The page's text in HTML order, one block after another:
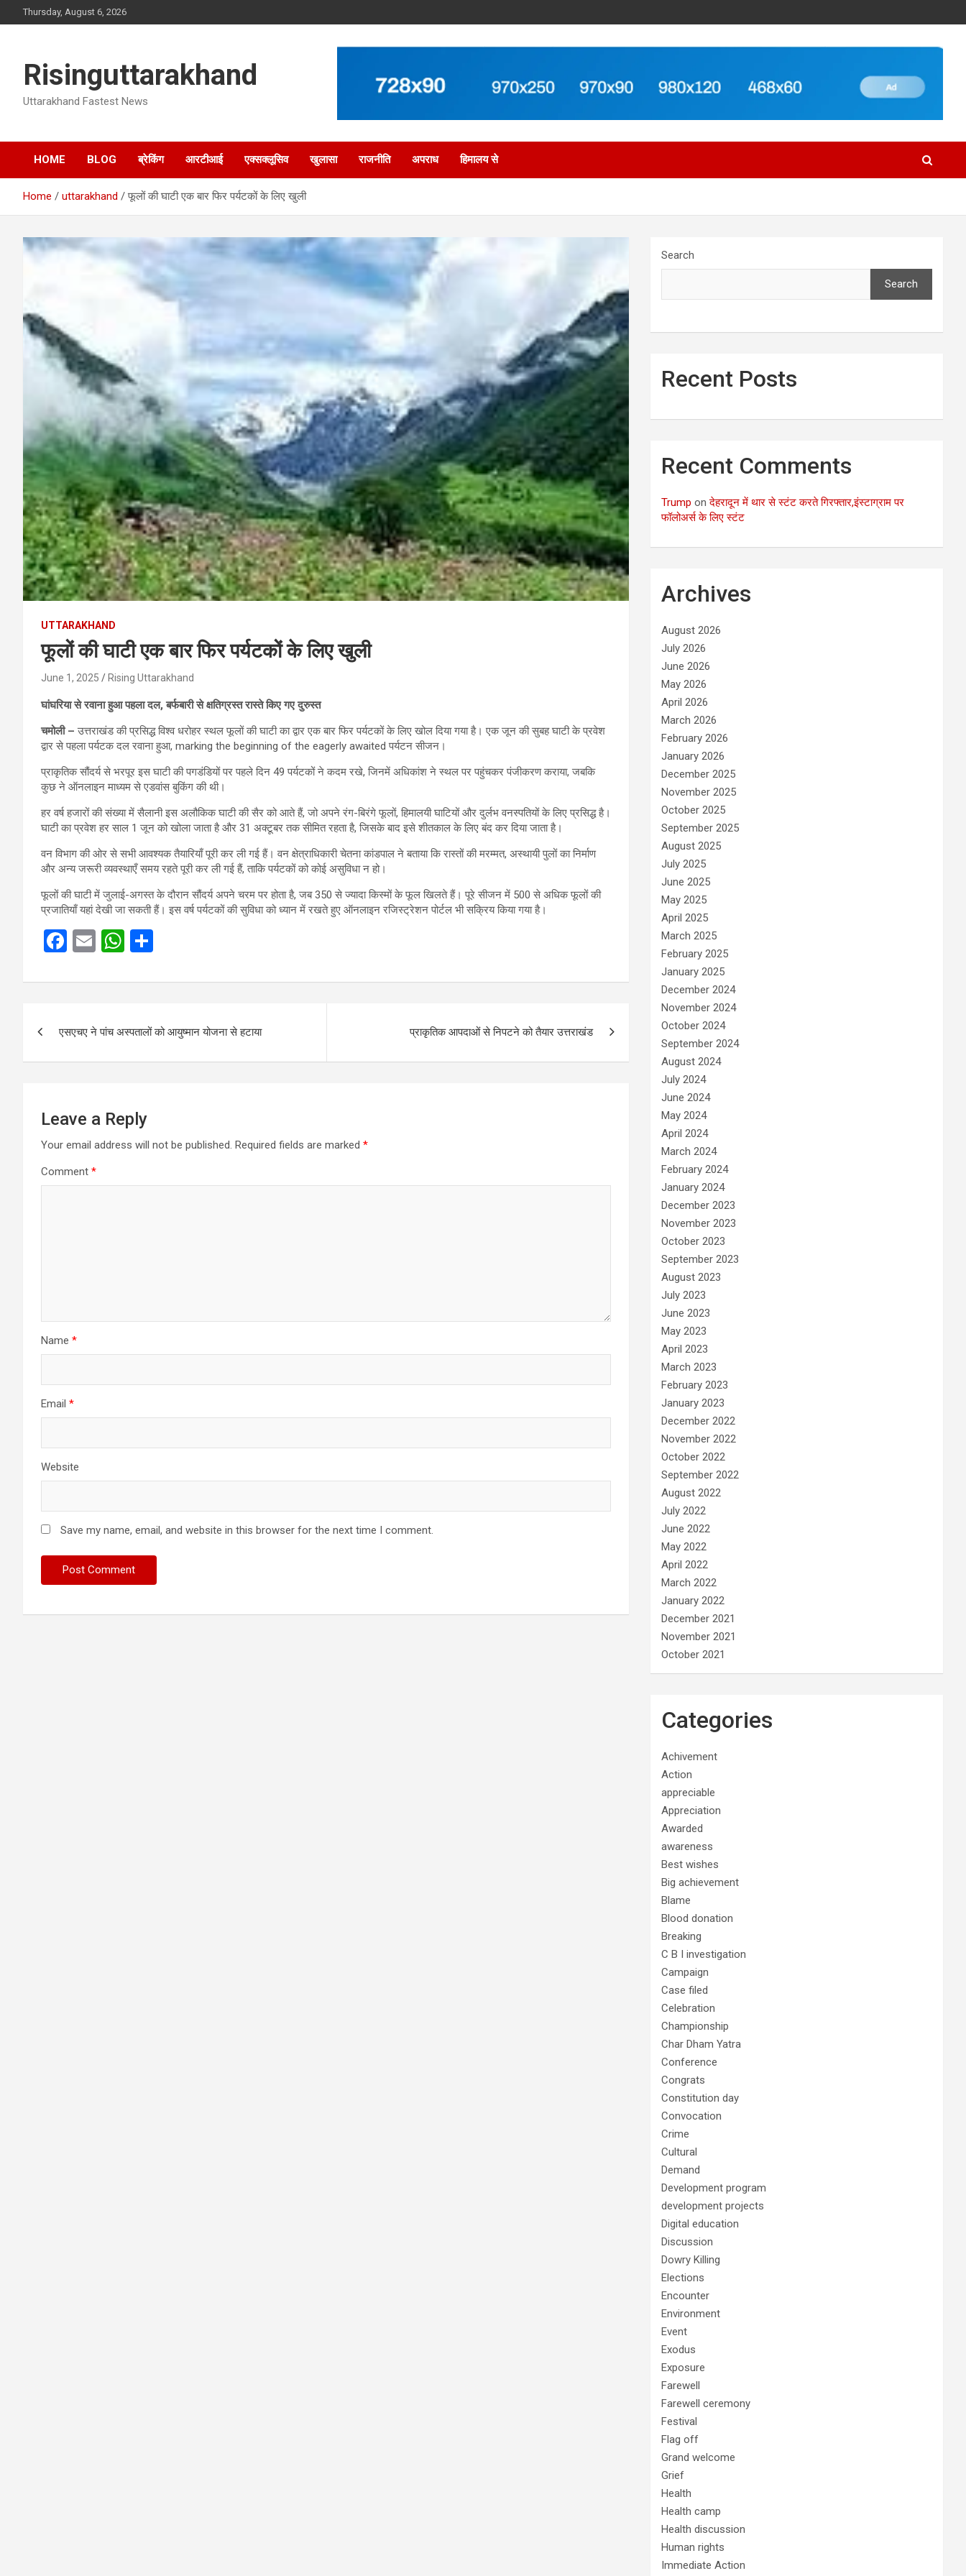
to
Thursday, August 6, 2026
Risinguttarakhand
Uttarakhand Fastest News
HOME BLOG ब्रेकिंग आरटीआई एक्सक्लूसिव खुलासा राजनीति अपराध हिमालय से
Home uttarakhand फूलों की घाटी एक बार फिर पर्यटकों के लिए खुली
UTTARAKHAND
फूलों की घाटी एक बार फिर पर्यटकों के लिए खुली
June 1, 2025 Rising Uttarakhand
घांघरिया से रवाना हुआ पहला दल, बर्फबारी से क्षतिग्रस्त रास्ते किए गए दुरुस्त
चमोली – उत्तराखंड की प्रसिद्ध विश्व धरोहर स्थल फूलों की घाटी का द्वार एक बार फिर पर्यटकों के लिए खोल दिया गया है। एक जून की सुबह घाटी के प्रवेश
द्वार से पहला पर्यटक दल रवाना हुआ, marking the beginning of the eagerly awaited पर्यटन सीजन।
प्राकृतिक सौंदर्य से भरपूर इस घाटी की पगडंडियों पर पहले दिन 49 पर्यटकों ने कदम रखे, जिनमें अधिकांश ने स्थल पर पहुंचकर पंजीकरण कराया, जबकि
कुछ ने ऑनलाइन माध्यम से एडवांस बुकिंग की थी।
हर वर्ष हजारों की संख्या में सैलानी इस अलौकिक घाटी की सैर को आते हैं, जो अपने रंग-बिरंगे फूलों, हिमालयी घाटियों और दुर्लभ वनस्पतियों के लिए प्रसिद्ध है।
घाटी का प्रवेश हर साल 1 जून को खोला जाता है और 31 अक्टूबर तक सीमित रहता है, जिसके बाद इसे शीतकाल के लिए बंद कर दिया जाता है।
वन विभाग की ओर से सभी आवश्यक तैयारियाँ पूरी कर ली गई हैं। वन क्षेत्राधिकारी चेतना कांडपाल ने बताया कि रास्तों की मरम्मत, अस्थायी पुलों का निर्माण
और अन्य जरूरी व्यवस्थाएँ समय रहते पूरी कर ली गई हैं, ताकि पर्यटकों को कोई असुविधा न हो।
फूलों की घाटी में जुलाई-अगस्त के दौरान सौंदर्य अपने चरम पर होता है, जब 350 से ज्यादा किस्मों के फूल खिलते हैं। पूरे सीजन में 500 से अधिक फूलों की
प्रजातियाँ यहां देखी जा सकती हैं। इस वर्ष पर्यटकों की सुविधा को ध्यान में रखते हुए ऑनलाइन रजिस्ट्रेशन पोर्टल भी सक्रिय किया गया है।
F
ce
o
o
E
ail
W
at
A
p
ar
navigation
एसएचए ने पांच अस्पतालों को आयुष्मान योजना से हटाया प्राकृतिक आपदाओं से निपटने को तैयार उत्तराखंड
Leave a Reply
Your email address will not be published. Required fields are marked *
Comment *
Name *
Email *
Website
Save my name, email, and website in this browser for the next time I comment.
Search
Search
Recent Posts
Recent Comments
Trump onदेहरादून में थार से स्टंट करते गिरफ्तार,इंस्टाग्राम पर
फॉलोअर्स के लिए स्टंट
Archives
August 2026
July 2026
June 2026
May 2026
April 2026
March 2026
February 2026
January 2026
December 2025
November 2025
October 2025
September 2025
August 2025
July 2025
June 2025
May 2025
April 2025
March 2025
February 2025
January 2025
December 2024
November 2024
October 2024
September 2024
August 2024
July 2024
June 2024
May 2024
April 2024
March 2024
February 2024
January 2024
December 2023
November 2023
October 2023
September 2023
August 2023
July 2023
June 2023
May 2023
April 2023
March 2023
February 2023
January 2023
December 2022
November 2022
October 2022
September 2022
August 2022
July 2022
June 2022
May 2022
April 2022
March 2022
January 2022
December 2021
November 2021
October 2021
Categories
Achivement
Action
appreciable
Appreciation
Awarded
awareness
Best wishes
Big achievement
Blame
Blood donation
Breaking
C B I investigation
Campaign
Case filed
Celebration
Championship
Char Dham Yatra
Conference
Congrats
Constitution day
Convocation
Crime
Cultural
Demand
Development program
development projects
Digital education
Discussion
Dowry Killing
Elections
Encounter
Environment
Event
Exodus
Exposure
Farewell
Farewell ceremony
Festival
Flag off
Grand welcome
Grief
Health
Health camp
Health discussion
Human rights
Immediate Action